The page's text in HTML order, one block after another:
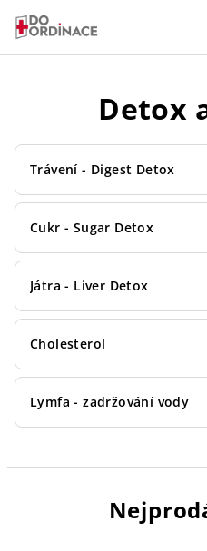
obsah
Detox
Trávení - Digest Detox
Cukr - Sugar Detox
Játra - Liver Detox
Cholesterol
Lymfa - zadržování vody